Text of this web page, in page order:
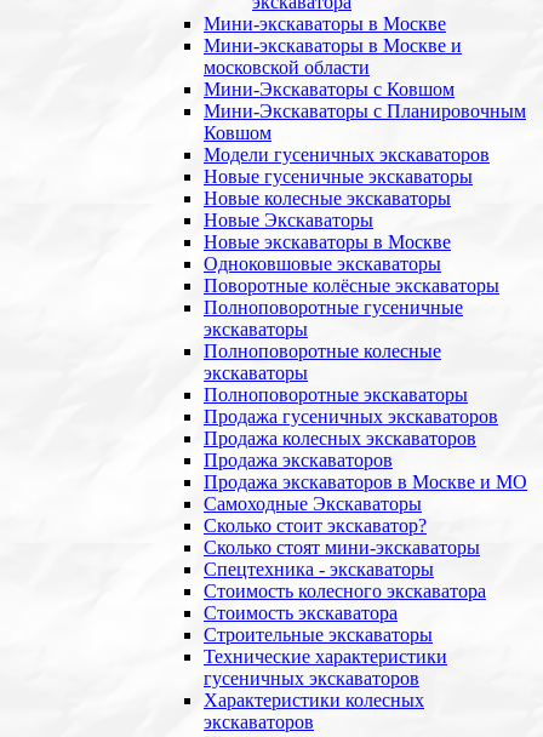
Мини-экскаваторы в Москве
Мини-экскаваторы в Москве и
московской области
Мини-Экскаваторы с Ковшом
Мини-Экскаваторы с Планировочным
Ковшом
Модели гусеничных экскаваторов
Новые гусеничные экскаваторы
Новые колесные экскаваторы
Новые Экскаваторы
Новые экскаваторы в Москве
Одноковшовые экскаваторы
Поворотные колёсные экскаваторы
Полноповоротные гусеничные
экскаваторы
Полноповоротные колесные
экскаваторы
Полноповоротные экскаваторы
Продажа гусеничных экскаваторов
Продажа колесных экскаваторов
Продажа экскаваторов
Продажа экскаваторов в Москве и МО
Самоходные Экскаваторы
Сколько стоит экскаватор?
Сколько стоят мини-экскаваторы
Спецтехника - экскаваторы
Стоимость колесного экскаватора
Стоимость экскаватора
Строительные экскаваторы
Технические характеристики
гусеничных экскаваторов
Характеристики колесных
экскаваторов